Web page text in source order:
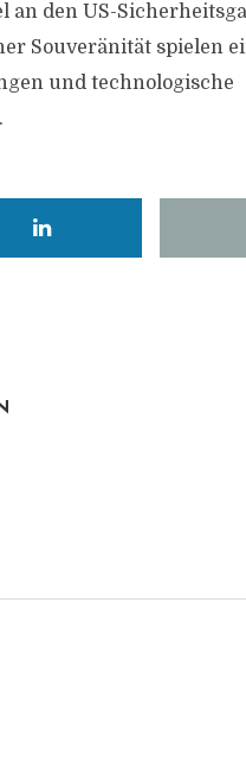
an den US-
Souveränität spielen
und technologische